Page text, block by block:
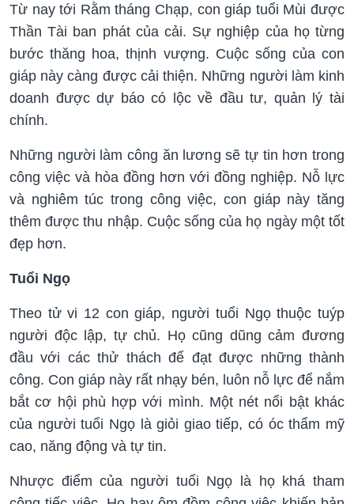
Từ nay tới Rằm tháng Chạp, con giáp tuổi Mùi được
Thần Tài ban phát của cải. Sự nghiệp của họ từng
bước thăng hoa, thịnh vượng. Cuộc sống của con
giáp này càng được cải thiện. Những người làm kinh
doanh được dự báo có lộc về đầu tư, quản lý tài
chính.
Những người làm công ăn lương sẽ tự tin hơn trong
công việc và hòa đồng hơn với đồng nghiệp. Nỗ lực
và nghiêm túc trong công việc, con giáp này tăng
thêm được thu nhập. Cuộc sống của họ ngày một tốt
đẹp hơn.
Tuổi Ngọ
Theo tử vi 12 con giáp, người tuổi Ngọ thuộc tuýp
người độc lập, tự chủ. Họ cũng dũng cảm đương
đầu với các thử thách để đạt được những thành
công. Con giáp này rất nhạy bén, luôn nỗ lực để nắm
bắt cơ hội phù hợp với mình. Một nét nổi bật khác
của người tuổi Ngọ là giỏi giao tiếp, có óc thẩm mỹ
cao, năng động và tự tin.
Nhược điểm của người tuổi Ngọ là họ khá tham